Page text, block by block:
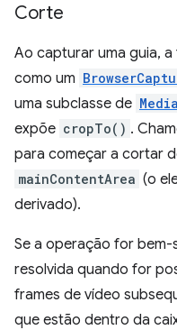
Corte
Ao capturar uma guia,
como um
uma subclasse de
expõe cropTo() .
para começar a cortar
mainContentArea (o
derivado).
Se a operação for bem-
resolvida quando for
frames de vídeo
que estão dentro da